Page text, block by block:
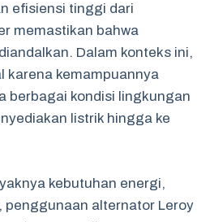
efisiensi tinggi dari
memastikan bahwa
Dalam konteks ini,
karena kemampuannya
berbagai kondisi lingkungan
listrik hingga ke
kebutuhan energi,
penggunaan alternator Leroy